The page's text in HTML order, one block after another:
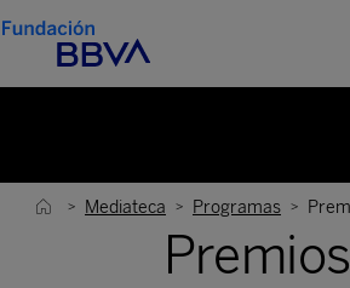
> Mediateca > Programas >